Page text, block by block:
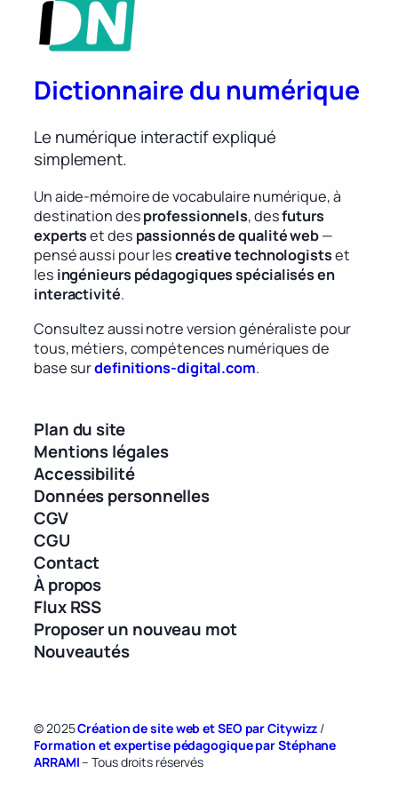
Dictionnaire du numérique
Le numérique interactif expliqué
simplement.
Un aide-mémoire de vocabulaire numérique, à
destination desprofessionnels, desfuturs
expertset des passionnés de qualité web—
pensé aussi pour lescreative technologistset
les ingénieurs pédagogiques spécialisés en
interactivité.
Consultez aussi notre version généraliste pour
tous, métiers, compétences numériques de
base surdefinitions-digital.com.
Plan du site
Mentions légales
Accessibilité
Données personnelles
CGV
CGU
Contact
À propos
Flux RSS
Proposer un nouveau mot
Nouveautés
© 2025Création de site web et SEO par Citywizz /
Formation et expertise pédagogique par Stéphane
ARRAMI– Tous droits réservés